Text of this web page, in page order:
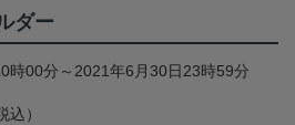
ダー
時00分～2021年6月30日23時59分
込）